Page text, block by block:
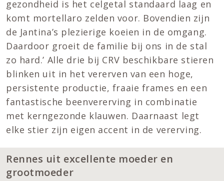
gezondheid is het celgetal standaard laag en
komt mortellaro zelden voor. Bovendien zijn
de Jantina’s plezierige koeien in de omgang.
Daardoor groeit de familie bij ons in de stal
zo hard.’ Alle drie bij CRV beschikbare stieren
blinken uit in het vererven van een hoge,
persistente productie, fraaie frames en een
fantastische beenvererving in combinatie
met kerngezonde klauwen. Daarnaast legt
elke stier zijn eigen accent in de vererving.
Rennes uit excellente moeder en
grootmoeder